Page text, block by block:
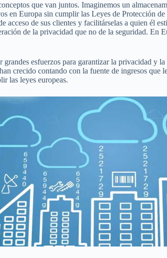
que van juntos. Imaginemos un
en Europa sin cumplir las Leyes de Protección
acceso de sus clientes y facilitárselas a quien él
de la privacidad que no de la seguridad. En
esfuerzos para garantizar la privacidad y
crecido contando con la fuente de ingresos
las leyes europeas.